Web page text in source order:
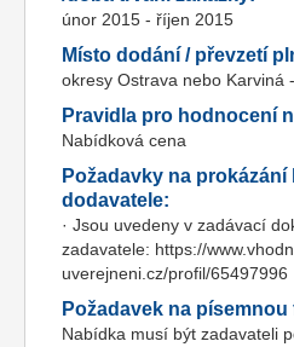
únor 2015 - říjen 2015
Místo dodání / převzetí
okresy Ostrava nebo Karviná
Pravidla pro hodnocení
Nabídková cena
Požadavky na prokázání
dodavatele:
· Jsou uvedeny v zadávací
zadavatele: https://
uverejneni.cz/profil/65497996
Požadavek na
Nabídka musí být zadavateli